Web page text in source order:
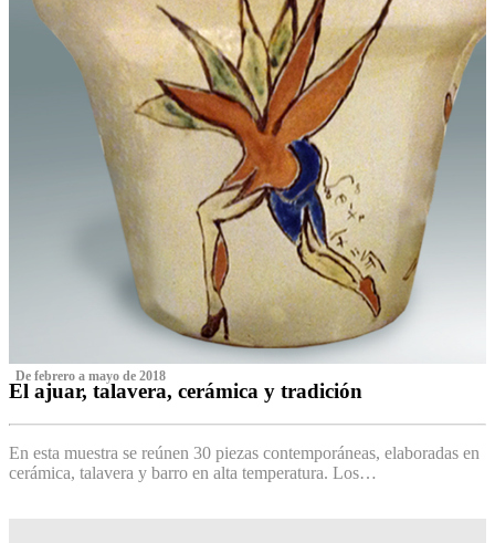
‌ De febrero a mayo de 2018
El ajuar, talavera, cerámica y tradición
En esta muestra se reúnen 30 piezas contemporáneas, elaboradas en
cerámica, talavera y barro en alta temperatura. Los…